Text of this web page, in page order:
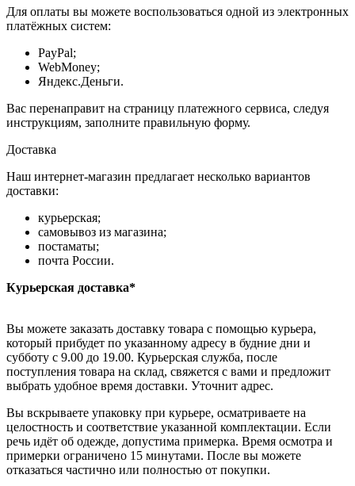
Для оплаты вы можете воспользоваться одной из электронных
платёжных систем:
PayPal;
WebMoney;
Яндекс.Деньги.
Вас перенаправит на страницу платежного сервиса, следуя
инструкциям, заполните правильную форму.
Доставка
Наш интернет-магазин предлагает несколько вариантов
доставки:
курьерская;
самовывоз из магазина;
постаматы;
почта России.
Курьерская доставка*
Вы можете заказать доставку товара с помощью курьера,
который прибудет по указанному адресу в будние дни и
субботу с 9.00 до 19.00. Курьерская служба, после
поступления товара на склад, свяжется с вами и предложит
выбрать удобное время доставки. Уточнит адрес.
Вы вскрываете упаковку при курьере, осматриваете на
целостность и соответствие указанной комплектации. Если
речь идёт об одежде, допустима примерка. Время осмотра и
примерки ограничено 15 минутами. После вы можете
отказаться частично или полностью от покупки.